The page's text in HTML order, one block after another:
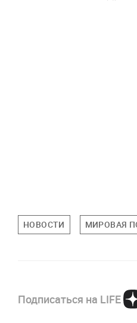
НОВОСТИ МИРОВАЯ
Подписаться на LIFE